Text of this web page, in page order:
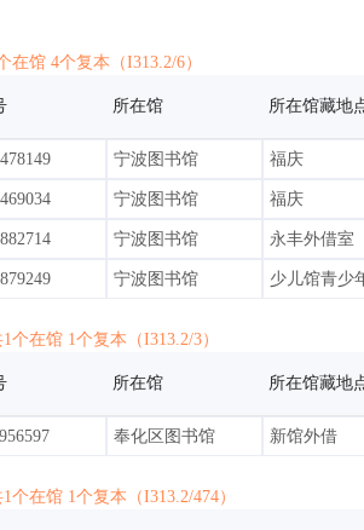
在馆 4个复本（I313.2/6）
所在馆 所在馆藏地
宁波图书馆 福庆
宁波图书馆 福庆
宁波图书馆 永丰外借室
宁波图书馆 少儿馆青少
个在馆 1个复本（I313.2/3）
所在馆 所在馆藏地
奉化区图书馆 新馆外借
个在馆 1个复本（I313.2/474）